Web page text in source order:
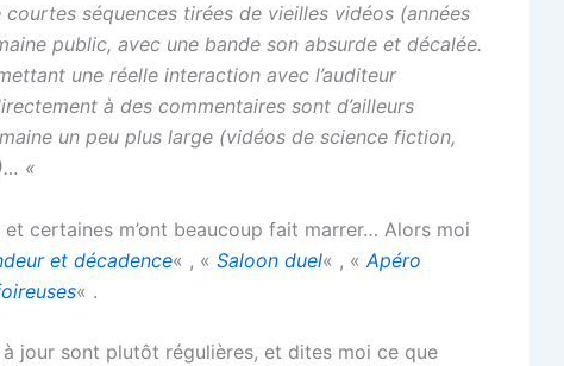
séquences tirées de vieilles vidéos (années
public, avec une bande son absurde et décalée.
une réelle interaction avec l’auditeur
à des commentaires sont d’ailleurs
un peu plus large (vidéos de science fiction,
«
certaines m’ont beaucoup fait marrer… Alors moi
et décadence« , « Saloon duel« , « Apéro
« .
jour sont plutôt régulières, et dites moi ce que